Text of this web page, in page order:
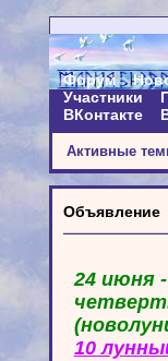
Форум
Участники
ВКонтакте
Активные
Объявление
24 июня
10